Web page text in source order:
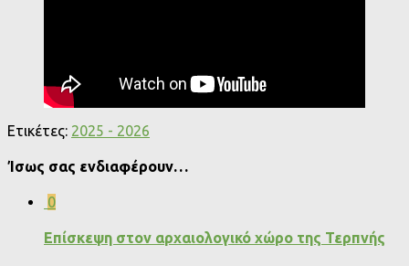
Ετικέτες: 2025 - 2026
Ίσως σας ενδιαφέρουν…
0
Επίσκεψη στον αρχαιολογικό χώρο της Τερπνής